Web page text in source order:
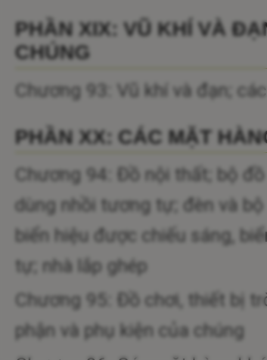
PHẦN XIX: VŨ KHÍ VÀ
CHÚNG
Chương 93: Vũ khí và đạn;
PHẦN XX: CÁC MẶT
Chương 94: Đồ nội thất; bộ
dùng nhồi tương tự; đèn và
biển hiệu được chiếu sáng,
tự; nhà lắp ghép
Chương 95: Đồ chơi, thiết bị
phận và phụ kiện của chúng